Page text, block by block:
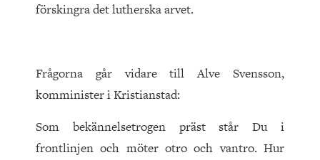
förskingra det lutherska arvet.
Frågorna går vidare till Alve Svensson,
komminister i Kristianstad:
Som bekännelsetrogen präst står Du i
frontlinjen och möter otro och vantro. Hur